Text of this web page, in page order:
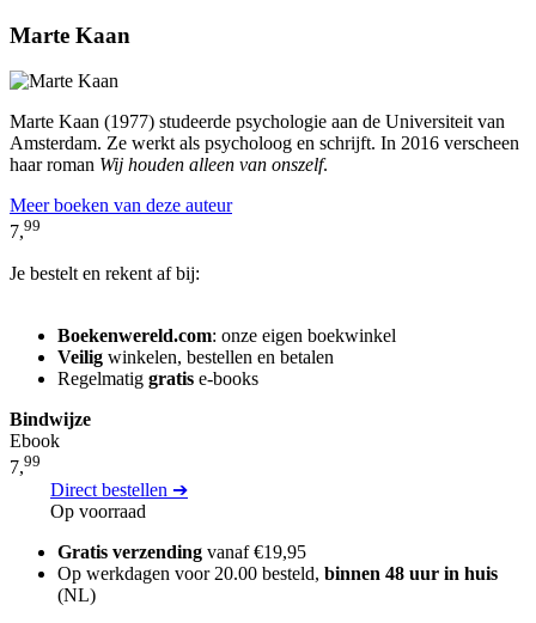
Marte Kaan
Marte Kaan (1977) studeerde psychologie aan de Universiteit van
Amsterdam. Ze werkt als psycholoog en schrijft. In 2016 verscheen
haar roman Wij houden alleen van onszelf.
Meer boeken van deze auteur
7,99
Je bestelt en rekent af bij:
Boekenwereld.com: onze eigen boekwinkel
Veilig winkelen, bestellen en betalen
Regelmatig gratis e-books
Bindwijze
Ebook
7,99
Direct bestellen ➔
Op voorraad
Gratis verzending vanaf €19,95
Op werkdagen voor 20.00 besteld, binnen 48 uur in huis
(NL)